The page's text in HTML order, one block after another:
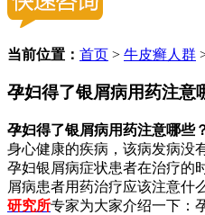
当前位置： 首页 > 牛皮癣人群
孕妇得了银屑病用药注意
孕妇得了银屑病用药注意哪些
身心健康的疾病，该病发病没
孕妇银屑病症状患者在治疗的
屑病患者用药治疗应该注意什
研究所专家为大家介绍一下：